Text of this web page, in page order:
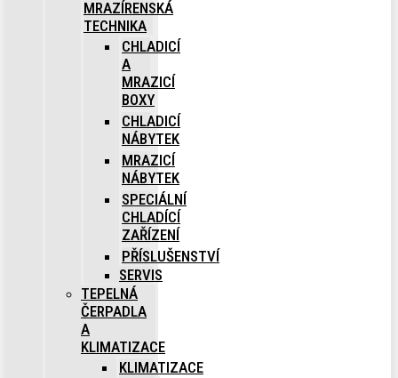
MRAZÍRENSKÁ
TECHNIKA
CHLADICÍ
A
MRAZICÍ
BOXY
CHLADICÍ
NÁBYTEK
MRAZICÍ
NÁBYTEK
SPECIÁLNÍ
CHLADÍCÍ
ZAŘÍZENÍ
PŘÍSLUŠENSTVÍ
SERVIS
TEPELNÁ
ČERPADLA
A
KLIMATIZACE
KLIMATIZACE